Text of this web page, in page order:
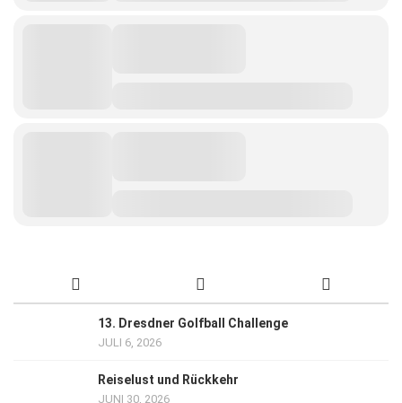
13. Dresdner Golfball Challenge
JULI 6, 2026
Reiselust und Rückkehr
JUNI 30, 2026